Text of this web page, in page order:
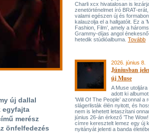
új dallal
egyfajta
merész
önfelfedezés
Charli xcx hivatalosan is
zenetörténelmet író BRAT-
valami egészen új és
kalauzolja el a hallgatóit. Ez a
Fashion, Film’, amely a
Grammy-díjas angol
hetedik stúdióalbuma. Tovább
2026. június 8.
Júniusban
új Muse
A Muse
adott ki
’Will Of The People’ azonnal a
slágerlisták élén nyitott, és
nem is lehetett letaszítani
június 26-án érkező ’The Wow!
címre keresztelt lemez egy új
nyitányát jelenti a banda